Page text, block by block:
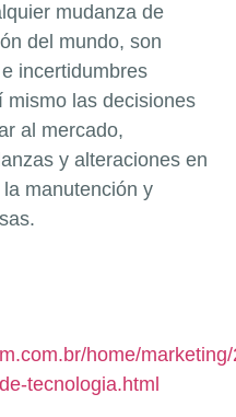
mudanza de
del mundo, son
incertidumbres
mismo las decisiones
al mercado,
y alteraciones en
manutención y
home/
tecnologia.html